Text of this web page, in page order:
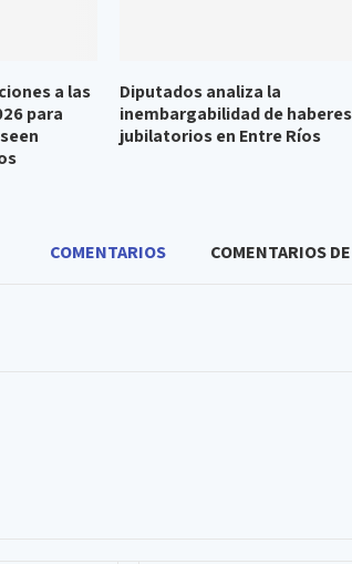
a las
para
Diputados analiza la
inembargabilidad de haberes
jubilatorios en Entre Ríos
COMENTARIOS COMENTARIOS